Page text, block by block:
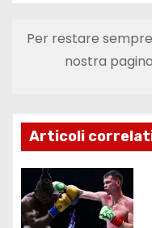
g
z
i
o
Per restare
nostra
Articoli